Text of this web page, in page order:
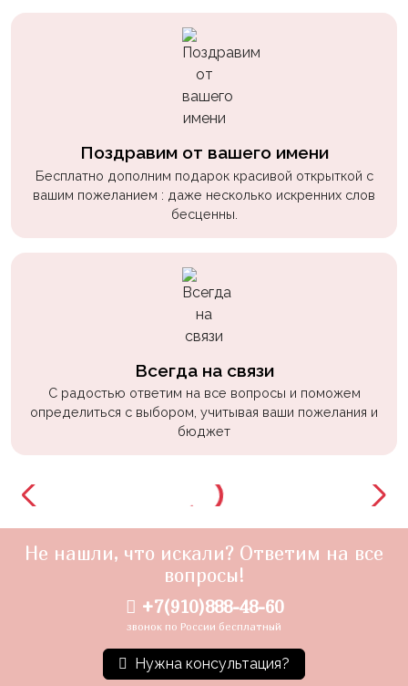
Поздравим от вашего имени
Бесплатно дополним подарок красивой открыткой с
вашим пожеланием : даже несколько искренних слов
бесценны.
Всегда на связи
С радостью ответим на все вопросы и поможем
определиться с выбором, учитывая ваши пожелания и
бюджет
Не нашли, что искали? Ответим на все
вопросы!
+7(910)888-48-60
звонок по России бесплатный
Нужна консультация?